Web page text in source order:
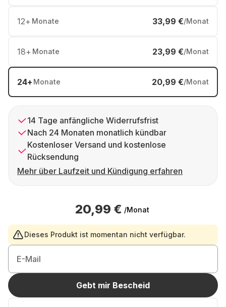
12+ Monate 33,99 €/Monat
18+ Monate 23,99 €/Monat
24+ Monate 20,99 €/Monat
14 Tage anfängliche Widerrufsfrist
Nach 24 Monaten monatlich kündbar
Kostenloser Versand und kostenlose
Rücksendung
Mehr über Laufzeit und Kündigung erfahren
20,99 € /Monat
Dieses Produkt ist momentan nicht verfügbar.
E-Mail
Gebt mir Bescheid